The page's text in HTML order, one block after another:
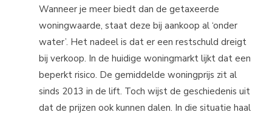
Wanneer je meer biedt dan de getaxeerde
woningwaarde, staat deze bij aankoop al ‘onder
water’. Het nadeel is dat er een restschuld dreigt
bij verkoop. In de huidige woningmarkt lijkt dat een
beperkt risico. De gemiddelde woningprijs zit al
sinds 2013 in de lift. Toch wijst de geschiedenis uit
dat de prijzen ook kunnen dalen. In die situatie haal